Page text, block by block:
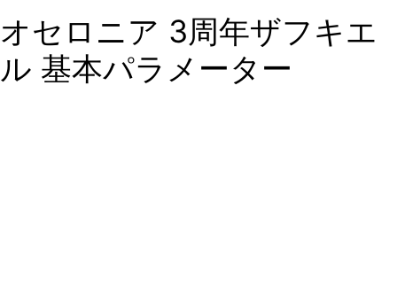
オセロニア 3周年ザフキエ
ル 基本パラメーター